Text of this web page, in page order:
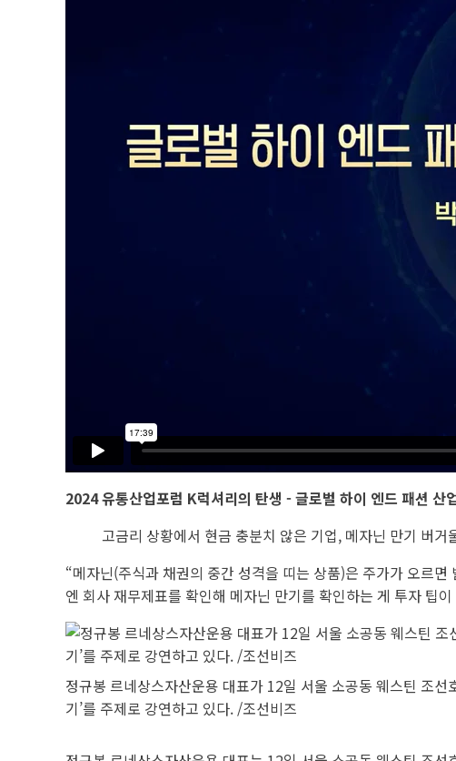
2024 유통산업포럼 K럭셔리의 탄생 - 글로벌 하이 엔드 패션 산
고금리 상황에서 현금 충분치 않은 기업, 메자닌 만기 버거
“메자닌(주식과 채권의 중간 성격을 띠는 상품)은 주가가 오르
엔 회사 재무제표를 확인해 메자닌 만기를 확인하는 게 투자 팁
정규봉 르네상스자산운용 대표가 12일 서울 소공동 웨스틴 조선
기’를 주제로 강연하고 있다. /조선비즈